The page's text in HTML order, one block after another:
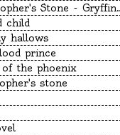
Stone - Gryffindor Edition
child
hallows
prince
the phoenix
stone